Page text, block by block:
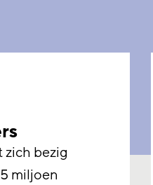
zich bezig
miljoen